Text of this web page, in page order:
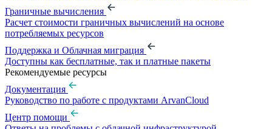
Граничные вычисления
Расчет стоимости граничных вычислений на основе
потребляемых ресурсов
Поддержка и Облачная миграция
Доступны как бесплатные, так и платные пакеты
Рекомендуемые ресурсы
Документация
Руководство по работе с продуктами ArvanCloud
Центр помощи